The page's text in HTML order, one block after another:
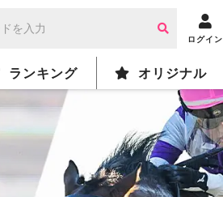
ログイン
ランキング オリジナル